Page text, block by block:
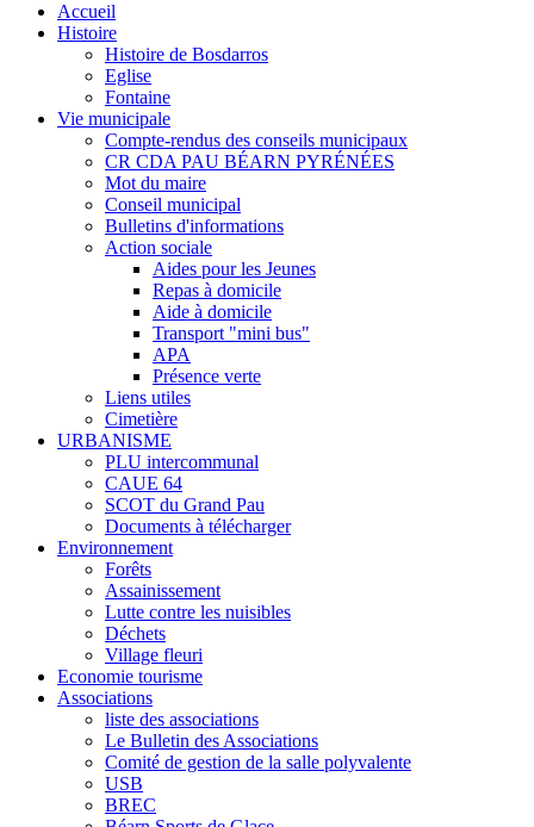
Accueil
Histoire
Histoire de Bosdarros
Eglise
Fontaine
Vie municipale
Compte-rendus des conseils municipaux
CR CDA PAU BÉARN PYRÉNÉES
Mot du maire
Conseil municipal
Bulletins d'informations
Action sociale
Aides pour les Jeunes
Repas à domicile
Aide à domicile
Transport "mini bus"
APA
Présence verte
Liens utiles
Cimetière
URBANISME
PLU intercommunal
CAUE 64
SCOT du Grand Pau
Documents à télécharger
Environnement
Forêts
Assainissement
Lutte contre les nuisibles
Déchets
Village fleuri
Economie tourisme
Associations
liste des associations
Le Bulletin des Associations
Comité de gestion de la salle polyvalente
USB
BREC